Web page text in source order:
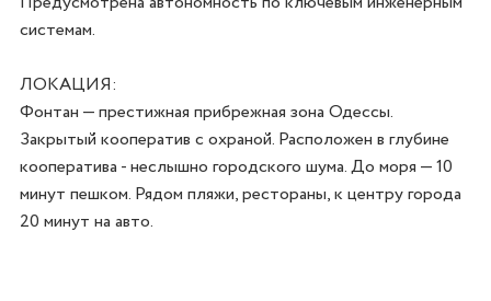
системам.
ЛОКАЦИЯ:
Фонтан — престижная прибрежная зона Одессы.
Закрытый кооператив с охраной. Расположен в глубине
кооператива - неслышно городского шума. До моря — 10
минут пешком. Рядом пляжи, рестораны, к центру города